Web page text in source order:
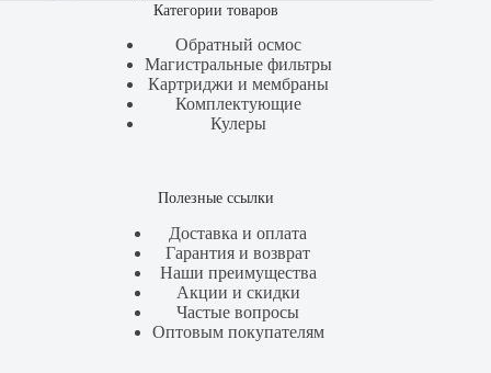
Категории товаров
Обратный осмос
Магистральные фильтры
Картриджи и мембраны
Комплектующие
Кулеры
Полезные ссылки
Доставка и оплата
Гарантия и возврат
Наши преимущества
Акции и скидки
Частые вопросы
Оптовым покупателям